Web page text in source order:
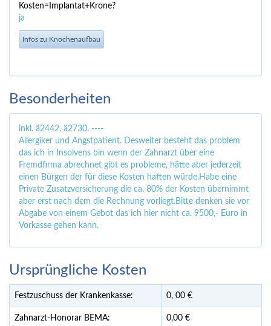
Kosten=Implantat+Krone?
ja
Infos zu Knochenaufbau
Besonderheiten
inkl. ä2442, ä2730, ----
Allergiker und Angstpatient. Desweiter besteht das problem
das ich in Insolvens bin wenn der Zahnarzt über eine
Fremdfirma abrechnet gibt es probleme, hätte aber jederzeit
einen Bürgen der für diese Kosten haften würde.Habe eine
Private Zusatzversicherung die ca. 80% der Kosten übernimmt
aber erst nach dem die Rechnung vorliegt.Bitte denken sie vor
Abgabe von einem Gebot das ich hier nicht ca. 9500,- Euro in
Vorkasse gehen kann.
Ursprüngliche Kosten
Festzuschuss der Krankenkasse: 0, 00 €
Zahnarzt-Honorar BEMA: 0,00 €